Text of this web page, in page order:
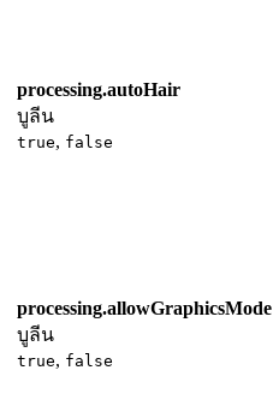
processing.autoHair
บูลีน
true, false
processing.allowGraphicsMode
บูลีน
true, false